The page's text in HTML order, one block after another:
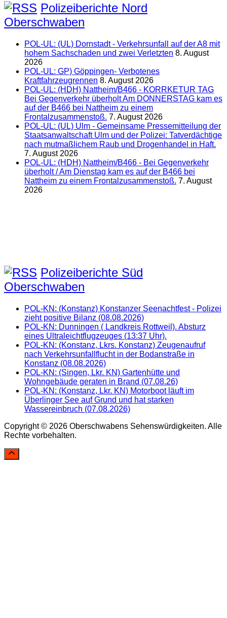
Polizeiberichte Nord
Oberschwaben
POL-UL: (UL) Dornstadt - Verkehrsunfall auf der A8 mit
hohem Sachschaden und zwei Verletzten 8. August
2026
POL-UL: GP) Göppingen- Verbotenes
Kraftfahrzeugrennen 8. August 2026
POL-UL: (HDH) Nattheim/B466 - KORRKETUR TAG
Bei Gegenverkehr überholt Am DONNERSTAG kam es
auf der B466 bei Nattheim zu einem
Frontalzusammenstoß. 7. August 2026
POL-UL: (UL) Ulm - Gemeinsame Pressemitteilung der
Staatsanwaltschaft Ulm und der Polizei: Tatverdächtige
nach mutmaßlichem Raub und Drogenhandel in Haft.
7. August 2026
POL-UL: (HDH) Nattheim/B466 - Bei Gegenverkehr
überholt / Am Dienstag kam es auf der B466 bei
Nattheim zu einem Frontalzusammenstoß. 7. August
2026
Polizeiberichte Süd
Oberschwaben
POL-KN: (Konstanz) Konstanzer Seenachtfest - Polizei
zieht positive Bilanz (08.08.2026)
POL-KN: Dunningen ( Landkreis Rottweil). Absturz
eines Ultraleichtflugzeuges (13:37 Uhr).
POL-KN: (Konstanz, Lkrs. Konstanz) Zeugenaufruf
nach Verkehrsunfallflucht in der Bodanstraße in
Konstanz (08.08.2026)
POL-KN: (Singen, Lkr. KN) Gartenhütte und
Wohngebäude geraten in Brand (07.08.26)
POL-KN: (Konstanz, Lkr. KN) Motorboot läuft im
Überlinger See auf Grund und hat starken
Wassereinbruch (07.08.2026)
Copyright © 2026 Oberschwabens Sehenswürdigkeiten. Alle
Rechte vorbehalten.